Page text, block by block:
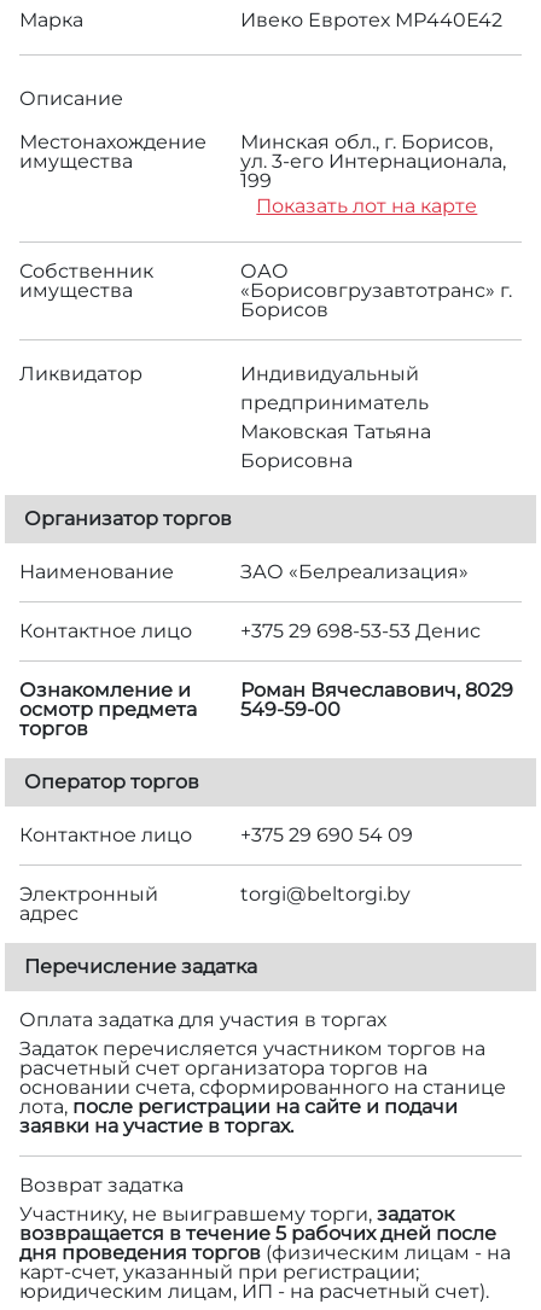
Марка Ивеко Евротех МР440Е42
Описание
Местонахождение
имущества
Минская обл., г. Борисов,
ул. 3-его Интернационала,
199
Показать лот на карте
Собственник
имущества
ОАО
«Борисовгрузавтотранс» г.
Борисов
Ликвидатор
Индивидуальный
предприниматель
Маковская Татьяна
Борисовна
Организатор торгов
Наименование ЗАО «Белреализация»
Контактное лицо +375 29 698-53-53 Денис
Ознакомление и
осмотр предмета
торгов
Роман Вячеславович, 8029
549-59-00
Оператор торгов
Контактное лицо +375 29 690 54 09
Электронный
адрес
torgi@beltorgi.by
Перечисление задатка
Оплата задатка для участия в торгах
Задаток перечисляется участником торгов на
расчетный счет организатора торгов на
основании счета, сформированного на станице
лота, после регистрации на сайте и подачи
заявки на участие в торгах.
Возврат задатка
Участнику, не выигравшему торги, задаток
возвращается в течение 5 рабочих дней после
дня проведения торгов (физическим лицам - на
карт-счет, указанный при регистрации;
юридическим лицам, ИП - на расчетный счет).